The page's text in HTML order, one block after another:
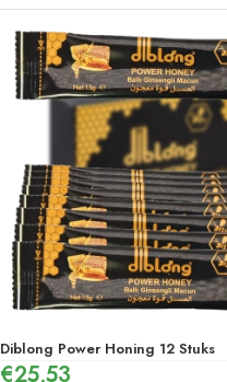
Diblong Power Honing 12 Stuks
€25,53